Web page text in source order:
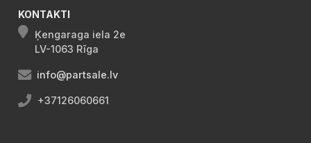
KONTAKTI
Ķengaraga iela 2e
LV-1063 Rīga
info@partsale.lv
+37126060661